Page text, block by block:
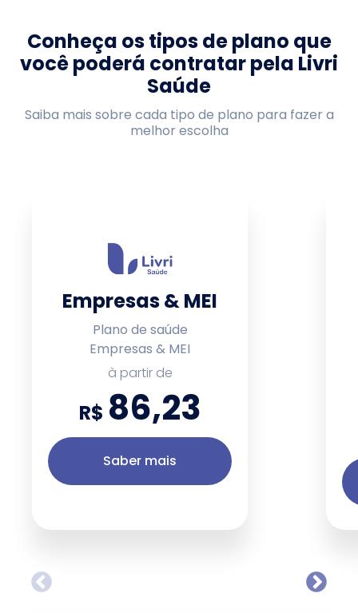
Conheça os tipos de plano que
você poderá contratar pela Livri
Saúde
Saiba mais sobre cada tipo de plano para fazer a
melhor escolha
Empresas & MEI
Plano de saúde
Empresas & MEI
à partir de
R$ 86,23
Saber mais